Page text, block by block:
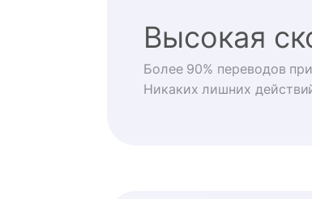
Высокая
Более 90% переводов
Никаких лишних